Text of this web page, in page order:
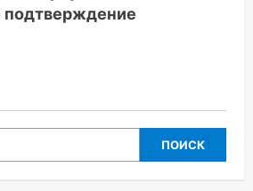
подтверждение
ПОИСК